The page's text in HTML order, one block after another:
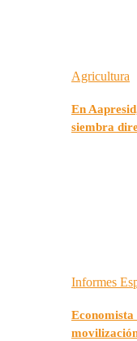
Agricultura
En
siembra
Informes